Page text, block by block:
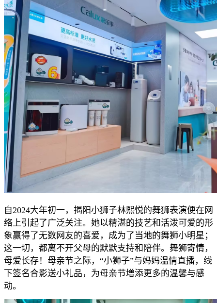
自2024大年初一，揭阳小狮子林熙悦的舞狮表演便在网
络上引起了广泛关注。她以精湛的技艺和活泼可爱的形
象赢得了无数网友的喜爱，成为了当地的舞狮小明星；
这一切，都离不开父母的默默支持和陪伴。舞狮寄情，
母爱长存！母亲节之际，“小狮子”与妈妈温情直播，线
下签名合影送小礼品，为母亲节增添更多的温馨与感
动。